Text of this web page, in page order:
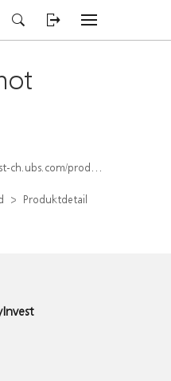
detail/index/isin/CH1579759742
Produktdetail